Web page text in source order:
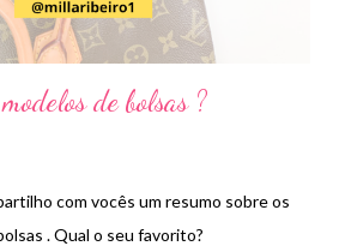
de bolsas ?
com vocês um resumo sobre os
. Qual o seu favorito?